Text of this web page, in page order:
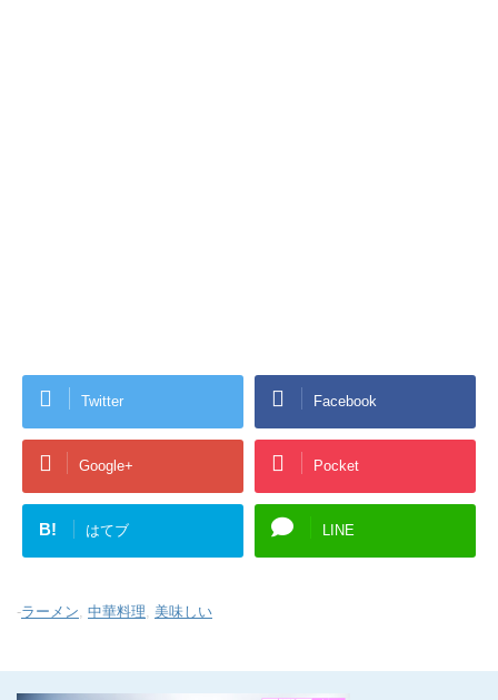
Twitter Facebook
Google+ Pocket
B! はてブ LINE
-ラーメン 中華料理 美味しい